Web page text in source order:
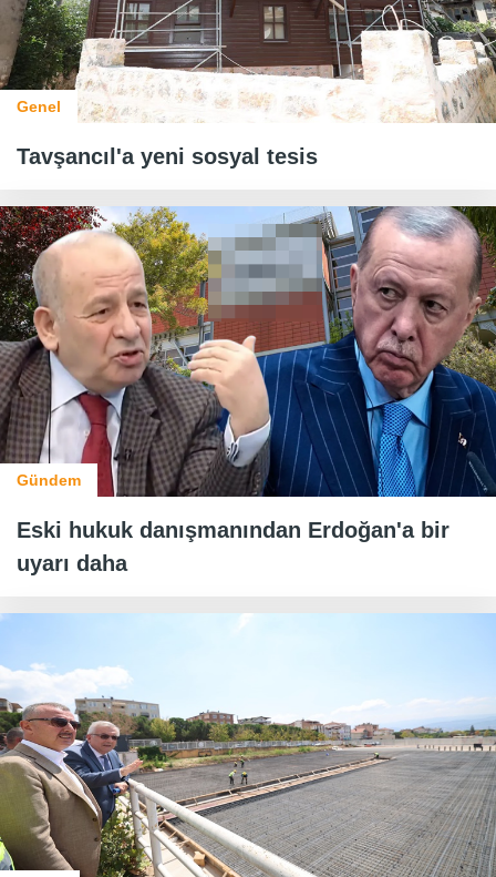
Genel
Tavşancıl'a yeni sosyal tesis
Gündem
Eski hukuk danışmanından Erdoğan'a bir
uyarı daha